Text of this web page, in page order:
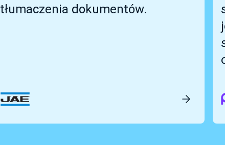
tłumaczenia dokumentów.